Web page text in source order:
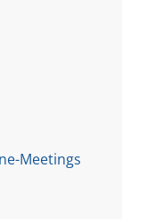
Meetings